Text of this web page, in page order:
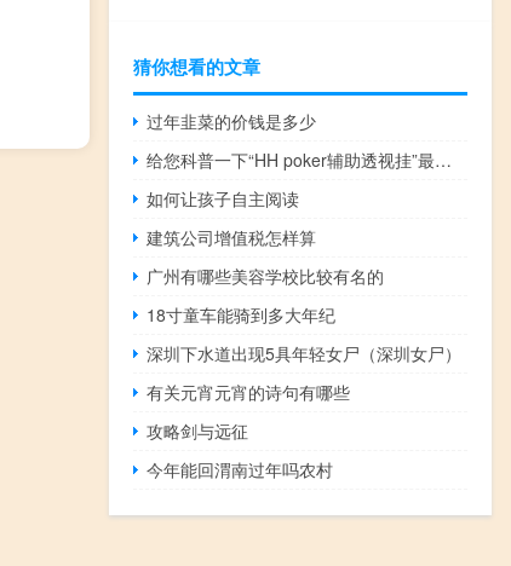
猜你想看的文章
过年韭菜的价钱是多少
给您科普一下“HH poker辅助透视挂”最新辅助详细教程
如何让孩子自主阅读
建筑公司增值税怎样算
广州有哪些美容学校比较有名的
18寸童车能骑到多大年纪
深圳下水道出现5具年轻女尸（深圳女尸）
有关元宵元宵的诗句有哪些
攻略剑与远征
今年能回渭南过年吗农村